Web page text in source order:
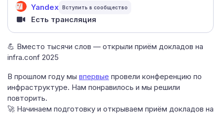
💪 Вместо тысячи слов — открыли приём докладов на
infra.conf 2025
В прошлом году мы впервые провели конференцию по
инфраструктуре. Нам понравилось и мы решили
повторить.
🚀 Начинаем подготовку и открываем приём докладов на
Yandex
Есть трансляция